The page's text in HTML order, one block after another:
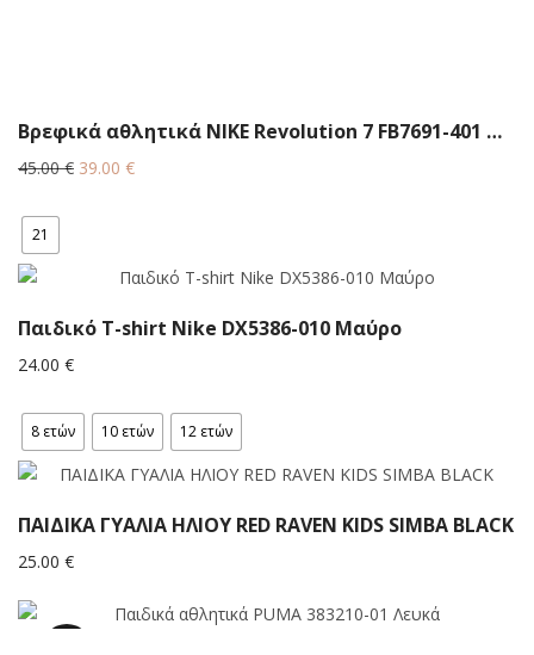
Βρεφικά αθλητικά NIKE Revolution 7 FB7691-401 Μπλε
45.00€ Original
39.00 €Η
21
Παιδικό T-shirt Νike DX5386-010 Μαύρο
24.00 €
8 ετών 10 ετών 12 ετών
ΠΑΙΔΙΚΑ ΓΥΑΛΙΑ ΗΛΙΟΥ RED RAVEN KIDS SIMBA BLACK
25.00 €